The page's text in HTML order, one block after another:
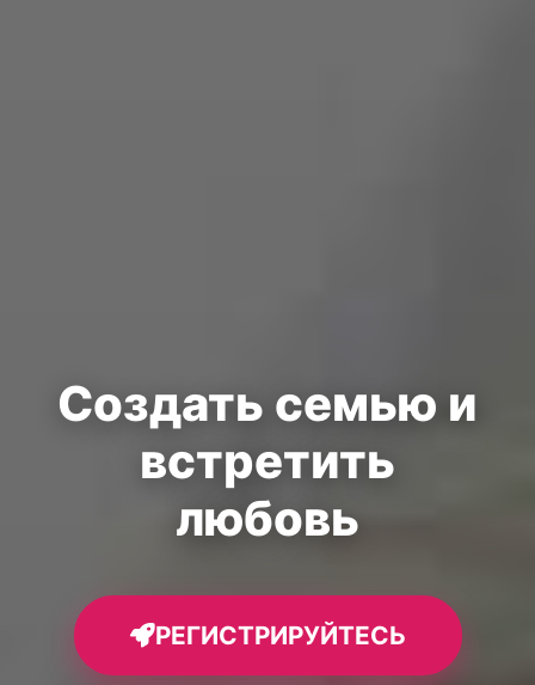
Создать семью и
встретить
любовь
РЕГИСТРИРУЙТЕСЬ